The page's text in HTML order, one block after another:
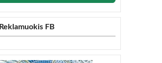
Reklamuokis FB